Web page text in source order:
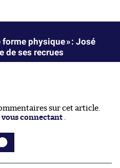
physique » : José
de ses recrues
sur cet article.
vous connectant